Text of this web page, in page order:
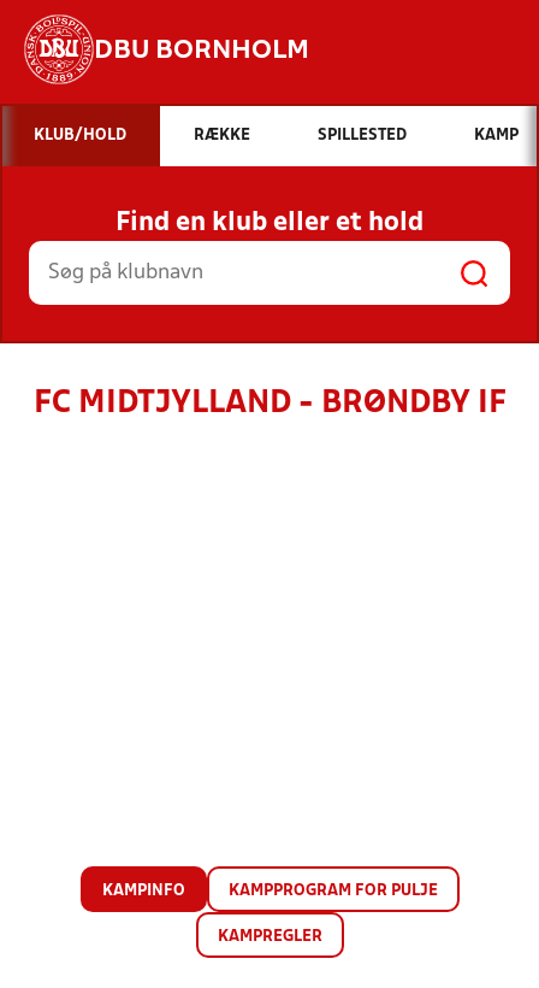
DBU BORNHOLM
Hvad vil du søge efter?
INDHOLD OG NYHEDER
STILLINGER, RESULTATER, KLUBBER OG
HOLD
KLUB/HOLD RÆKKE SPILLESTED KAMP
Find en klub eller et hold
FC MIDTJYLLAND - BRØNDBY IF
KAMPINFO KAMPPROGRAM FOR PULJE
KAMPREGLER